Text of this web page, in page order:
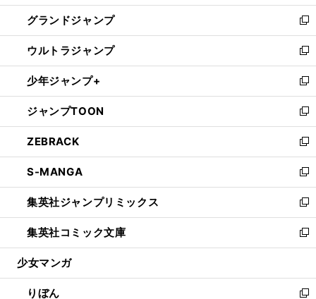
ウ
で
開
く
ン
ド
ウ
で
開
く
ウ
ィ
ン
ド
ウ
で
開
く
し
い
ウ
ィ
ン
ド
ウ
で
開
く
グランドジャンプ
新
し
い
ウ
ィ
ン
ド
ウ
で
開
く
ウルトラジャンプ
新
し
い
ウ
ィ
ン
ド
ウ
で
開
く
少年ジャンプ+
新
し
い
ウ
ィ
ン
ド
ウ
で
開
く
ジャンプTOON
新
し
い
ウ
ィ
ン
ド
ウ
で
開
ZEBRACK
新
し
い
ウ
ィ
ン
ド
ウ
開
く
S-MANGA
新
し
い
ウ
ィ
ン
ウ
で
集英社ジャンプリミックス
新
し
い
ウ
ン
ド
集英社コミック文庫
新
し
ウ
ィ
少女マンガ
りぼん 新